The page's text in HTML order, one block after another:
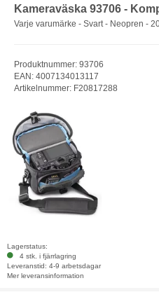
Kameraväska 93706 -
Varje varumärke - Svart - Neopren -
Produktnummer: 93706
EAN: 4007134013117
Artikelnummer: F20817288
Lagerstatus:
4 stk. i fjärrlagring
Leveranstid: 4-9 arbetsdagar
Mer leveransinformation